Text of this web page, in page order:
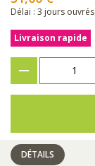
Délai : 3 jours ouvrés
Livraison rapide
DÉTAILS